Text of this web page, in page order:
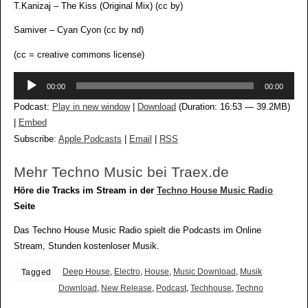
T.Kanizaj – The Kiss (Original Mix) (cc by)
Samiver – Cyan Cyon (cc by nd)
(cc = creative commons license)
Audio-
00:00 00:00
Podcast: Play in new window| Download (Duration: 16:53 — 39.2MB)
Embed
Subscribe: Apple Podcasts Email RSS
Mehr Techno Music bei Traex.de
Höre die Tracks im Stream in der Techno House Music Radio
Seite
Das Techno House Music Radio spielt die Podcasts im Online
Stream, Stunden kostenloser Musik.
Tagged Deep House, Electro, House, Music Download, Musik
Download, New Release, Podcast, Techhouse, Techno